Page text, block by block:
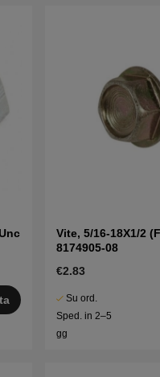
Vite, 5/16-18X1/2
8174905-08
€2.83
Su ord.
Sped. in 2–5
gg